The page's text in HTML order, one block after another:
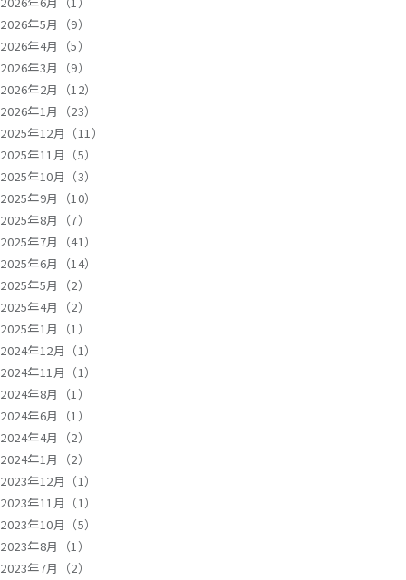
2026年5月（9）
2026年4月（5）
2026年3月（9）
2026年2月（12）
2026年1月（23）
2025年12月（11）
2025年11月（5）
2025年10月（3）
2025年9月（10）
2025年8月（7）
2025年7月（41）
2025年6月（14）
2025年5月（2）
2025年4月（2）
2025年1月（1）
2024年12月（1）
2024年11月（1）
2024年8月（1）
2024年6月（1）
2024年4月（2）
2024年1月（2）
2023年12月（1）
2023年11月（1）
2023年10月（5）
2023年8月（1）
2023年7月（2）